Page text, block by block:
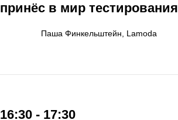
принёс в мир тестирования
Паша Финкельштейн, Lamoda
16:30 - 17:30